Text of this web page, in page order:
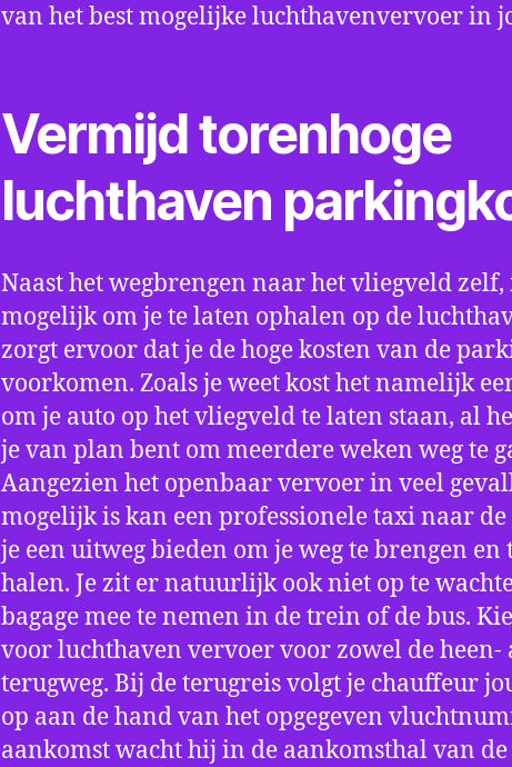
van het best mogelijke luchthavenvervoer in
Vermijd torenhoge
luchthaven
Naast het wegbrengen naar het vliegveld zelf,
mogelijk om je te laten ophalen op de
zorgt ervoor dat je de hoge kosten van de
voorkomen. Zoals je weet kost het namelijk
om je auto op het vliegveld te laten staan, al
je van plan bent om meerdere weken weg te
Aangezien het openbaar vervoer in veel
mogelijk is kan een professionele taxi naar
je een uitweg bieden om je weg te brengen en
halen. Je zit er natuurlijk ook niet op te
bagage mee te nemen in de trein of de bus.
voor luchthaven vervoer voor zowel de heen-
terugweg. Bij de terugreis volgt je chauffeur
op aan de hand van het opgegeven
aankomst wacht hij in de aankomsthal van